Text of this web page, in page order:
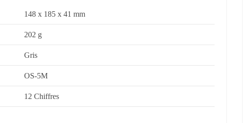
148 x 185 x 41 mm
202 g
Gris
OS-5M
12 Chiffres